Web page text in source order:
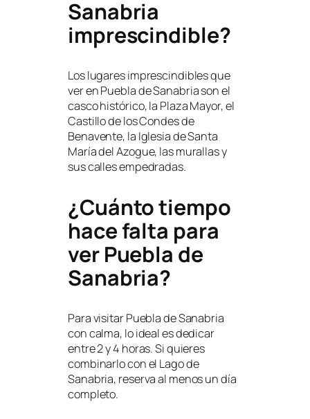
Sanabria
imprescindible?
Los lugares imprescindibles que
ver en Puebla de Sanabria son el
casco histórico, la Plaza Mayor, el
Castillo de los Condes de
Benavente, la Iglesia de Santa
María del Azogue, las murallas y
sus calles empedradas.
¿Cuánto tiempo
hace falta para
ver Puebla de
Sanabria?
Para visitar Puebla de Sanabria
con calma, lo ideal es dedicar
entre 2 y 4 horas. Si quieres
combinarlo con el Lago de
Sanabria, reserva al menos un día
completo.